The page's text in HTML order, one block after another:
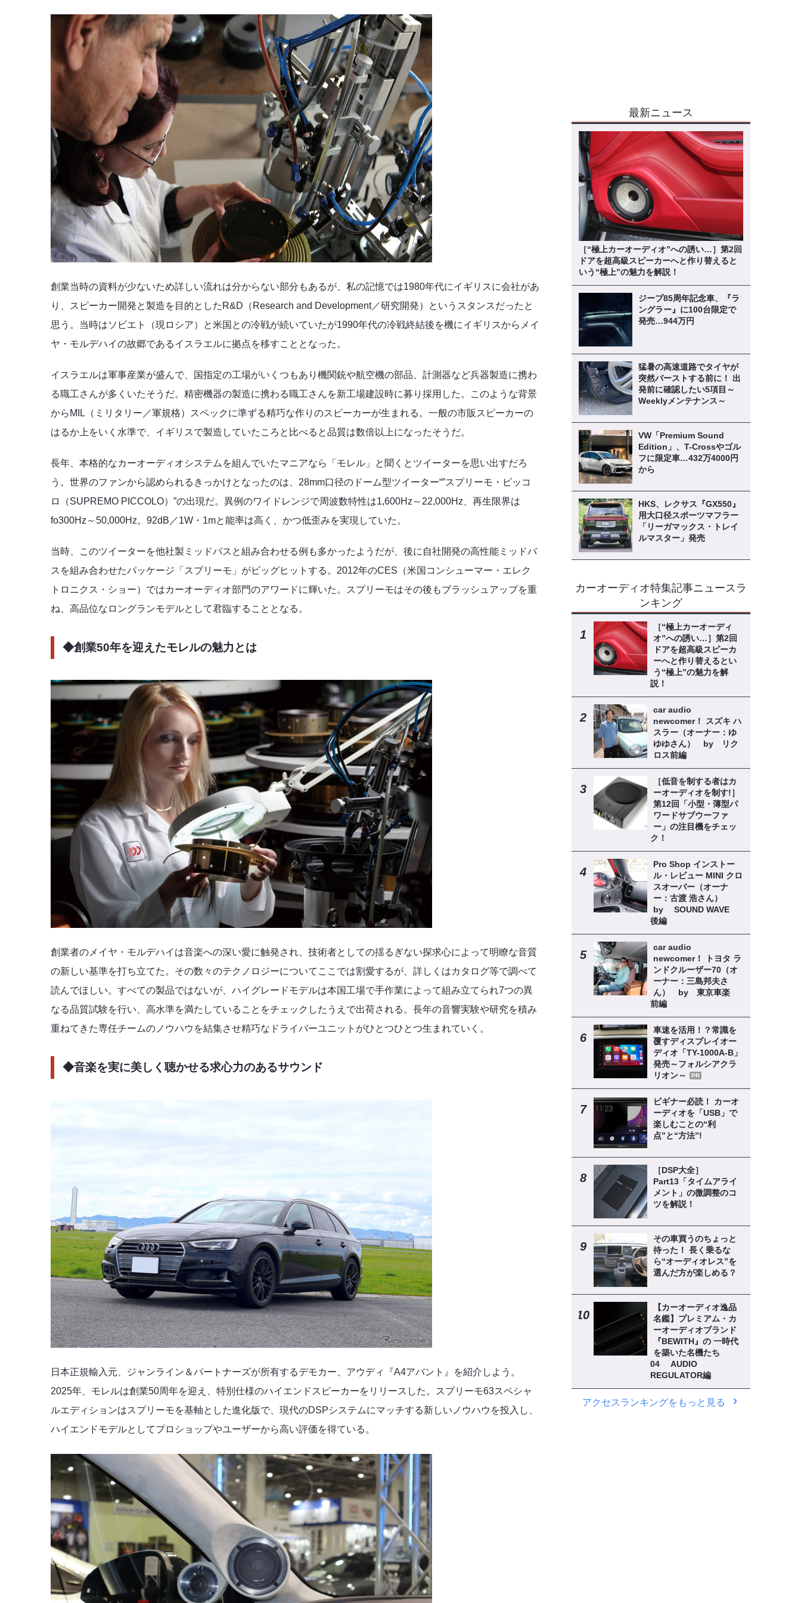
創業当時の資料が少ないため詳しい流れは分からない部分もあるが、私の記憶では1980年代にイギリスに会社があ
り、スピーカー開発と製造を目的としたR&D（Research and Development／研究開発）というスタンスだったと
思う。当時はソビエト（現ロシア）と米国との冷戦が続いていたが1990年代の冷戦終結後を機にイギリスからメイ
ヤ・モルデハイの故郷であるイスラエルに拠点を移すこととなった。
イスラエルは軍事産業が盛んで、国指定の工場がいくつもあり機関銃や航空機の部品、計測器など兵器製造に携わ
る職工さんが多くいたそうだ。精密機器の製造に携わる職工さんを新工場建設時に募り採用した。このような背景
からMIL（ミリタリー／軍規格）スペックに準ずる精巧な作りのスピーカーが生まれる。一般の市販スピーカーの
はるか上をいく水準で、イギリスで製造していたころと比べると品質は数倍以上になったそうだ。
長年、本格的なカーオーディオシステムを組んでいたマニアなら「モレル」と聞くとツイーターを思い出すだろ
う。世界のファンから認められるきっかけとなったのは、28mm口径のドーム型ツイーター“”スプリーモ・ピッコ
ロ（SUPREMO PICCOLO）”の出現だ。異例のワイドレンジで周波数特性は1,600Hz～22,000Hz、再生限界は
fo300Hz～50,000Hz。92dB／1W・1mと能率は高く、かつ低歪みを実現していた。
当時、このツイーターを他社製ミッドバスと組み合わせる例も多かったようだが、後に自社開発の高性能ミッドバ
スを組み合わせたパッケージ「スプリーモ」がビッグヒットする。2012年のCES（米国コンシューマー・エレク
トロニクス・ショー）ではカーオーディオ部門のアワードに輝いた。スプリーモはその後もブラッシュアップを重
ね、高品位なロングランモデルとして君臨することとなる。
◆創業50年を迎えたモレルの魅力とは
創業者のメイヤ・モルデハイは音楽への深い愛に触発され、技術者としての揺るぎない探求心によって明瞭な音質
の新しい基準を打ち立てた。その数々のテクノロジーについてここでは割愛するが、詳しくはカタログ等で調べて
読んでほしい。すべての製品ではないが、ハイグレードモデルは本国工場で手作業によって組み立てられ7つの異
なる品質試験を行い、高水準を満たしていることをチェックしたうえで出荷される。長年の音響実験や研究を積み
重ねてきた専任チームのノウハウを結集させ精巧なドライバーユニットがひとつひとつ生まれていく。
◆音楽を実に美しく聴かせる求心力のあるサウンド
日本正規輸入元、ジャンライン＆パートナーズが所有するデモカー、アウディ『A4アバント』を紹介しよう。
2025年、モレルは創業50周年を迎え、特別仕様のハイエンドスピーカーをリリースした。スプリーモ63スペシャ
ルエディションはスプリーモを基軸とした進化版で、現代のDSPシステムにマッチする新しいノウハウを投入し、
ハイエンドモデルとしてプロショップやユーザーから高い評価を得ている。
最新ニュース
［“極上カーオーディオ”への誘い…］第2回
ドアを超高級スピーカーへと作り替えると
いう“極上”の魅力を解説！
ジープ85周年記念車、『ラ
ングラー』に100台限定で
発売…944万円
猛暑の高速道路でタイヤが
突然バーストする前に！ 出
発前に確認したい5項目～
Weeklyメンテナンス～
VW「Premium Sound
Edition」、T-Crossやゴル
フに限定車…432万4000円
から
HKS、レクサス『GX550』
用大口径スポーツマフラー
「リーガマックス・トレイ
ルマスター」発売
カーオーディオ特集記事ニュースラ
ンキング
［“極上カーオーディ
オ”への誘い…］第2回
ドアを超高級スピーカ
ーへと作り替えるとい
う“極上”の魅力を解
説！
car audio
newcomer！ スズキ ハ
スラー（オーナー：ゆ
ゆゆさん） by リク
ロス前編
［低音を制する者はカ
ーオーディオを制す!］
第12回「小型・薄型パ
ワードサブウーファ
ー」の注目機をチェッ
ク！
Pro Shop インストー
ル・レビュー MINI クロ
スオーバー（オーナ
ー：古渡 浩さん）
by SOUND WAVE
後編
car audio
newcomer！ トヨタ ラ
ンドクルーザー70（オ
ーナー：三島邦夫さ
ん） by 東京車楽
前編
車速を活用！？常識を
覆すディスプレイオー
ディオ「TY-1000A-B」
発売～フォルシアクラ
リオン～
PR
ビギナー必読！ カーオ
ーディオを「USB」で
楽しむことの“利
点”と“方法”!
［DSP大全］
Part13「タイムアライ
メント」の微調整のコ
ツを解説！
その車買うのちょっと
待った！ 長く乗るな
ら“オーディオレス”を
選んだ方が楽しめる？
【カーオーディオ逸品
名鑑】プレミアム・カ
ーオーディオブランド
『BEWITH』の 一時代
を築いた名機たち
04 AUDIO
REGULATOR編
アクセスランキングをもっと見る